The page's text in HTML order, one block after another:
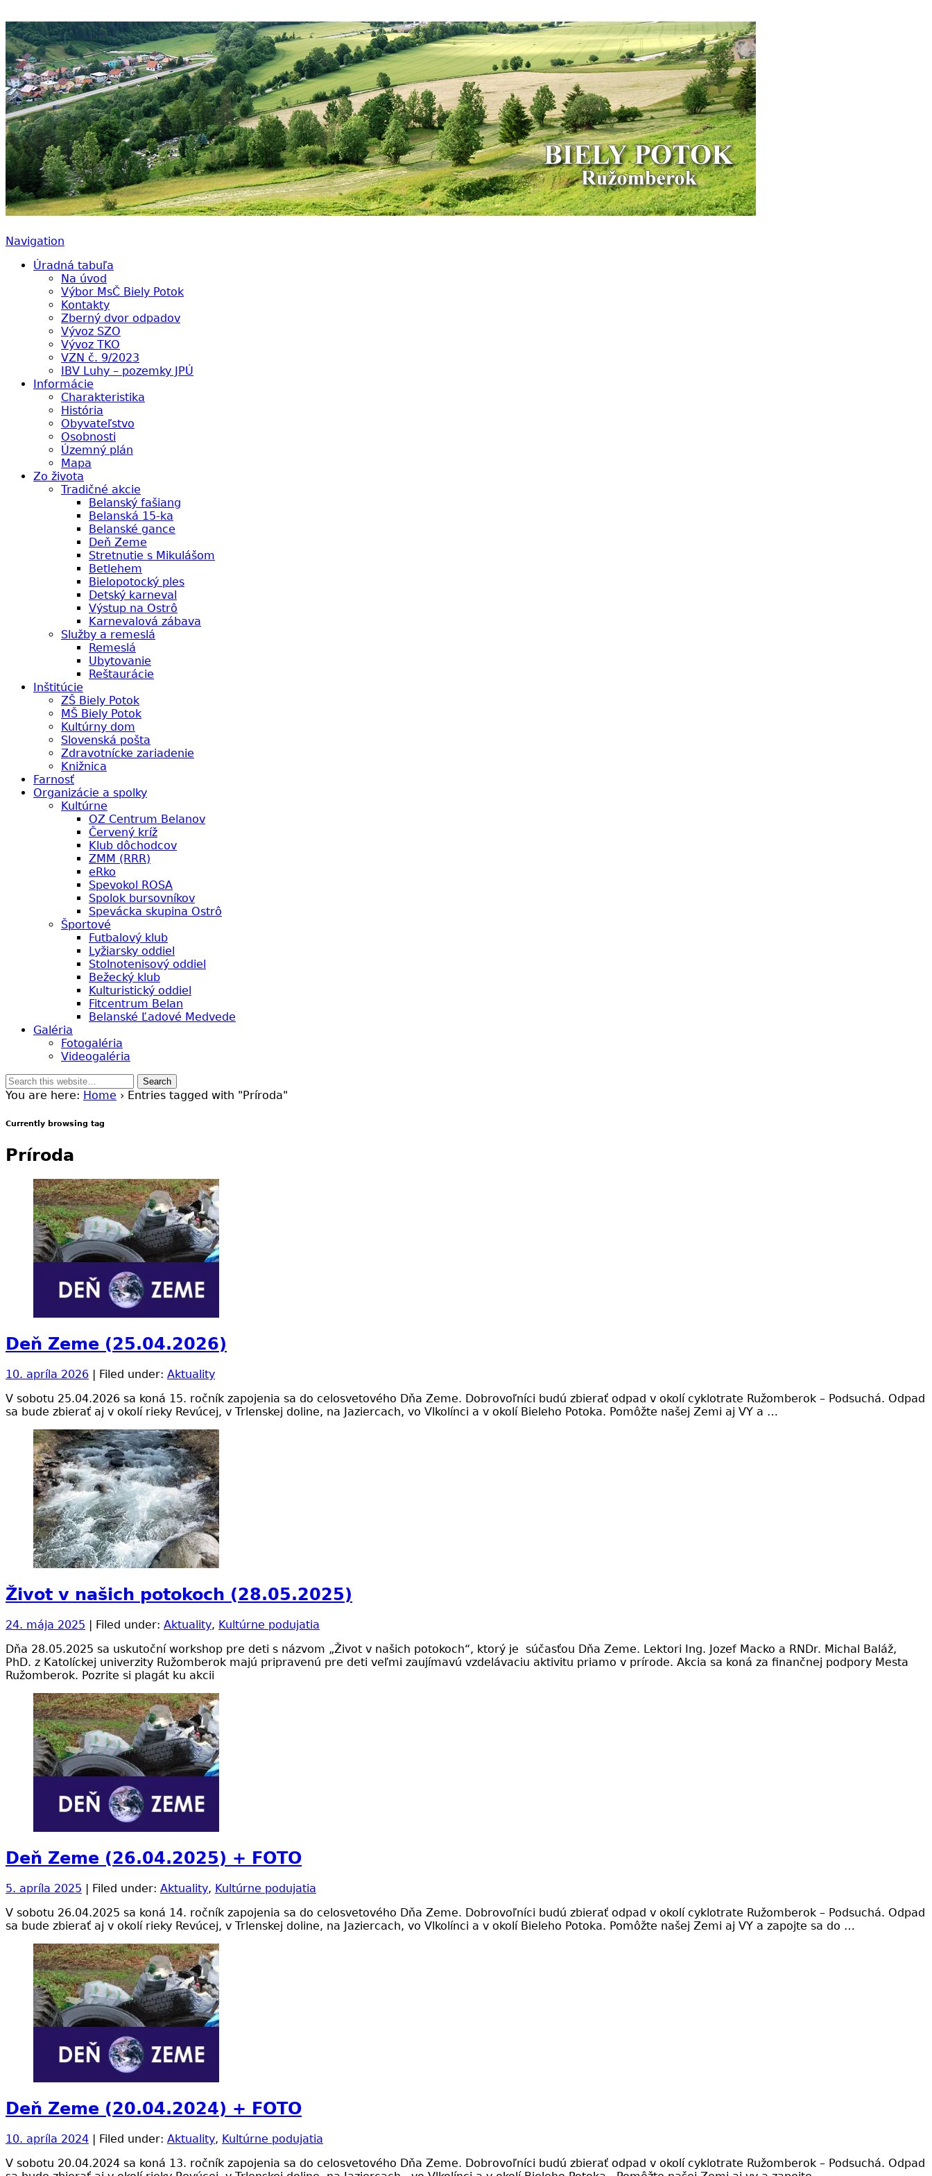
Navigation
Úradná tabuľa
Na úvod
Výbor MsČ Biely Potok
Kontakty
Zberný dvor odpadov
Vývoz SZO
Vývoz TKO
VZN č. 9/2023
IBV Luhy – pozemky JPÚ
Informácie
Charakteristika
História
Obyvateľstvo
Osobnosti
Územný plán
Mapa
Zo života
Tradičné akcie
Belanský fašiang
Belanská 15-ka
Belanské gance
Deň Zeme
Stretnutie s Mikulášom
Betlehem
Bielopotocký ples
Detský karneval
Výstup na Ostrô
Karnevalová zábava
Služby a remeslá
Remeslá
Ubytovanie
Reštaurácie
Inštitúcie
ZŠ Biely Potok
MŠ Biely Potok
Kultúrny dom
Slovenská pošta
Zdravotnícke zariadenie
Knižnica
Farnosť
Organizácie a spolky
Kultúrne
OZ Centrum Belanov
Červený kríž
Klub dôchodcov
ZMM (RRR)
eRko
Spevokol ROSA
Spolok bursovníkov
Spevácka skupina Ostrô
Športové
Futbalový klub
Lyžiarsky oddiel
Stolnotenisový oddiel
Bežecký klub
Kulturistický oddiel
Fitcentrum Belan
Belanské Ľadové Medvede
Galéria
Fotogaléria
Videogaléria
You are here: Home › Entries tagged with "Príroda"
Currently browsing tag
Príroda
Deň Zeme (25.04.2026)
10. apríla 2026 | Filed under: Aktuality
V sobotu 25.04.2026 sa koná 15. ročník zapojenia sa do celosvetového Dňa Zeme. Dobrovoľníci budú zbierať odpad v okolí cyklotrate Ružomberok – Podsuchá. Odpad
sa bude zbierať aj v okolí rieky Revúcej, v Trlenskej doline, na Jaziercach, vo Vlkolínci a v okolí Bieleho Potoka. Pomôžte našej Zemi aj VY a …
Život v našich potokoch (28.05.2025)
24. mája 2025 | Filed under: Aktuality, Kultúrne podujatia
Dňa 28.05.2025 sa uskutoční workshop pre deti s názvom „Život v našich potokoch“, ktorý je súčasťou Dňa Zeme. Lektori Ing. Jozef Macko a RNDr. Michal Baláž,
PhD. z Katolíckej univerzity Ružomberok majú pripravenú pre deti veľmi zaujímavú vzdelávaciu aktivitu priamo v prírode. Akcia sa koná za finančnej podpory Mesta
Ružomberok. Pozrite si plagát ku akcii
Deň Zeme (26.04.2025) + FOTO
5. apríla 2025 | Filed under: Aktuality, Kultúrne podujatia
V sobotu 26.04.2025 sa koná 14. ročník zapojenia sa do celosvetového Dňa Zeme. Dobrovoľníci budú zbierať odpad v okolí cyklotrate Ružomberok – Podsuchá. Odpad
sa bude zbierať aj v okolí rieky Revúcej, v Trlenskej doline, na Jaziercach, vo Vlkolínci a v okolí Bieleho Potoka. Pomôžte našej Zemi aj VY a zapojte sa do …
Deň Zeme (20.04.2024) + FOTO
10. apríla 2024 | Filed under: Aktuality, Kultúrne podujatia
V sobotu 20.04.2024 sa koná 13. ročník zapojenia sa do celosvetového Dňa Zeme. Dobrovoľníci budú zbierať odpad v okolí cyklotrate Ružomberok – Podsuchá. Odpad